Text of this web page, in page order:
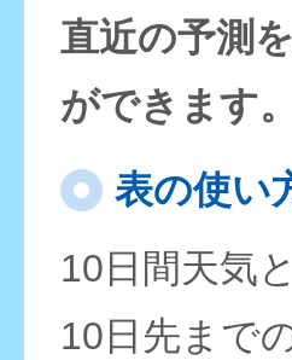
直近の予測
ができます。
表の使い
10日間天気
10日先まで